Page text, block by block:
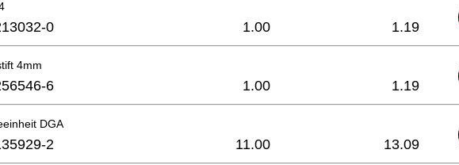
0 1.00 1.19
4mm
6 1.00 1.19
DGA
2 11.00 13.09